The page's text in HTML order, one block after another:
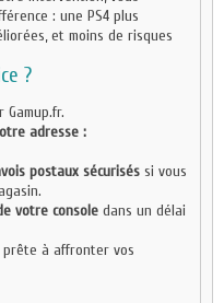
: une PS4 plus
et moins de risques
?
Gamup.fr.
adresse :
postaux sécurisés si vous
votre console dans un délai
à affronter vos